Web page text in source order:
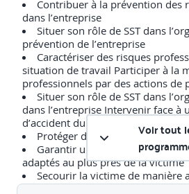
Contribuer à la prévention des
dans l’entreprise
Situer son rôle de SST dans
prévention de l’entreprise
Caractériser des risques
situation de travail Participer à la
professionnels par des actions de
Situer son rôle de SST dans
dans l’entreprise Intervenir face à
d’accident du travail
Protéger de façon adaptée
Garantir une alerte favorisant
adaptés au plus près de la victime
Secourir la victime de manière
Voir tout